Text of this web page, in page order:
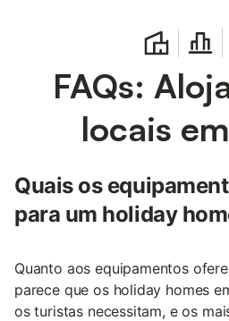
FAQs:
locais
Quais os
para um holiday
Quanto aos equipamentos
parece que os holiday homes
os turistas necessitam, e os